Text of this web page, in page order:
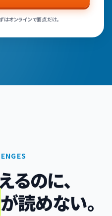
オンラインで要点だけ。
るのに、
が読めない。